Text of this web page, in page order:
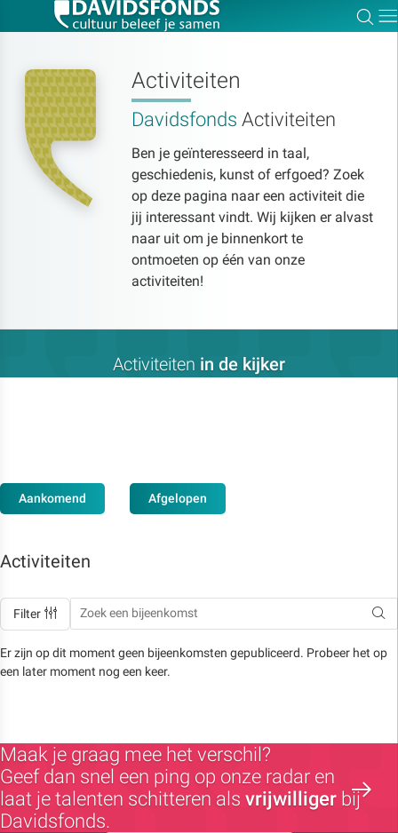
Activiteiten
Davidsfonds Activiteiten
Ben je geïnteresseerd in taal,
geschiedenis, kunst of erfgoed? Zoek
op deze pagina naar een activiteit die
jij interessant vindt. Wij kijken er alvast
naar uit om je binnenkort te
ontmoeten op één van onze
activiteiten!
Activiteiten in de kijker
Aankomend Afgelopen
Activiteiten
Filter
Er zijn op dit moment geen bijeenkomsten gepubliceerd. Probeer het op
een later moment nog een keer.
Maak je graag mee het verschil?
Geef dan snel een ping op onze radar en
laat je talenten schitteren als vrijwilliger bij
Davidsfonds.
Zoek:
Zoeken